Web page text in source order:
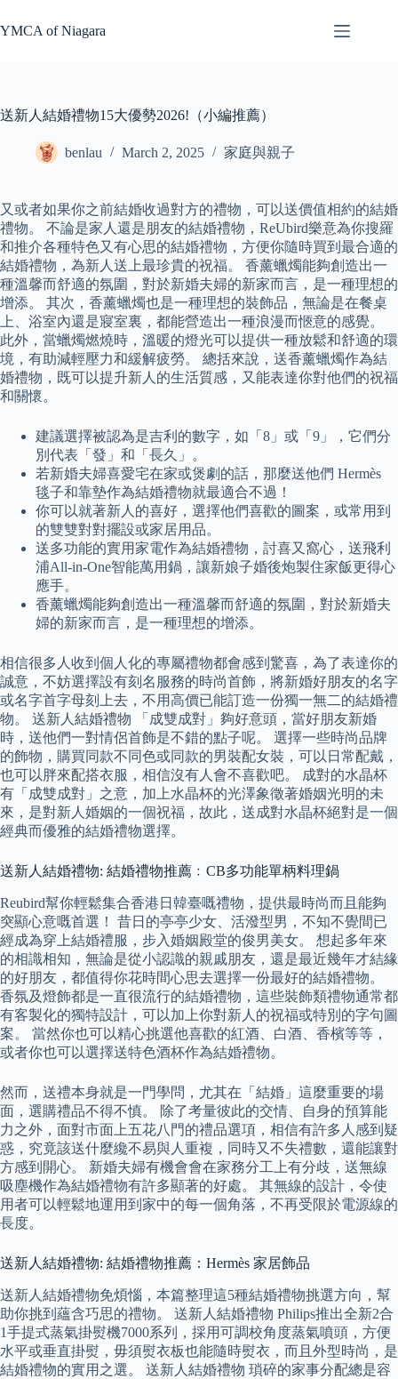
to
content
YMCA of Niagara
送新人結婚禮物15大優勢2026!（小編推薦）
benlau March 2, 2025 家庭與親子
又或者如果你之前結婚收過對方的禮物，可以送價值相約的結婚
禮物。 不論是家人還是朋友的結婚禮物，ReUbird樂意為你搜羅
和推介各種特色又有心思的結婚禮物，方便你隨時買到最合適的
結婚禮物，為新人送上最珍貴的祝福。 香薰蠟燭能夠創造出一
種溫馨而舒適的氛圍，對於新婚夫婦的新家而言，是一種理想的
增添。 其次，香薰蠟燭也是一種理想的裝飾品，無論是在餐桌
上、浴室內還是寢室裏，都能營造出一種浪漫而愜意的感覺。
此外，當蠟燭燃燒時，溫暖的燈光可以提供一種放鬆和舒適的環
境，有助減輕壓力和緩解疲勞。 總括來說，送香薰蠟燭作為結
婚禮物，既可以提升新人的生活質感，又能表達你對他們的祝福
和關懷。
建議選擇被認為是吉利的數字，如「8」或「9」，它們分
別代表「發」和「長久」。
若新婚夫婦喜愛宅在家或煲劇的話，那麼送他們 Hermès
毯子和靠墊作為結婚禮物就最適合不過！
你可以就著新人的喜好，選擇他們喜歡的圖案，或常用到
的雙雙對對擺設或家居用品。
送多功能的實用家電作為結婚禮物，討喜又窩心，送飛利
浦All-in-One智能萬用鍋，讓新娘子婚後炮製住家飯更得心
應手。
香薰蠟燭能夠創造出一種溫馨而舒適的氛圍，對於新婚夫
婦的新家而言，是一種理想的增添。
相信很多人收到個人化的專屬禮物都會感到驚喜，為了表達你的
誠意，不妨選擇設有刻名服務的時尚首飾，將新婚好朋友的名字
或名字首字母刻上去，不用高價已能訂造一份獨一無二的結婚禮
物。 送新人結婚禮物 「成雙成對」夠好意頭，當好朋友新婚
時，送他們一對情侶首飾是不錯的點子呢。 選擇一些時尚品牌
的飾物，購買同款不同色或同款的男裝配女裝，可以日常配戴，
也可以胖來配搭衣服，相信沒有人會不喜歡吧。 成對的水晶杯
有「成雙成對」之意，加上水晶杯的光澤象徵著婚姻光明的未
來，是對新人婚姻的一個祝福，故此，送成對水晶杯絕對是一個
經典而優雅的結婚禮物選擇。
送新人結婚禮物: 結婚禮物推薦﹕CB多功能單柄料理鍋
Reubird幫你輕鬆集合香港日韓臺嘅禮物，提供最時尚而且能夠
突顯心意嘅首選！ 昔日的亭亭少女、活潑型男，不知不覺間已
經成為穿上結婚禮服，步入婚姻殿堂的俊男美女。 想起多年來
的相識相知，無論是從小認識的親戚朋友，還是最近幾年才結緣
的好朋友，都值得你花時間心思去選擇一份最好的結婚禮物。
香氛及燈飾都是一直很流行的結婚禮物，這些裝飾類禮物通常都
有客製化的獨特設計，可以加上你對新人的祝福或特別的字句圖
案。 當然你也可以精心挑選他喜歡的紅酒、白酒、香檳等等，
或者你也可以選擇送特色酒杯作為結婚禮物。
然而，送禮本身就是一門學問，尤其在「結婚」這麼重要的場
面，選購禮品不得不慎。 除了考量彼此的交情、自身的預算能
力之外，面對市面上五花八門的禮品選項，相信有許多人感到疑
惑，究竟該送什麼纔不易與人重複，同時又不失禮數，還能讓對
方感到開心。 新婚夫婦有機會會在家務分工上有分歧，送無線
吸塵機作為結婚禮物有許多顯著的好處。 其無線的設計，令使
用者可以輕鬆地運用到家中的每一個角落，不再受限於電源線的
長度。
送新人結婚禮物: 結婚禮物推薦：Hermès 家居飾品
送新人結婚禮物免煩惱，本篇整理這5種結婚禮物挑選方向，幫
助你挑到蘊含巧思的禮物。 送新人結婚禮物 Philips推出全新2合
1手提式蒸氣掛熨機7000系列，採用可調校角度蒸氣噴頭，方便
水平或垂直掛熨，毋須熨衣板也能隨時熨衣，而且外型時尚，是
結婚禮物的實用之選。 送新人結婚禮物 瑣碎的家事分配總是容